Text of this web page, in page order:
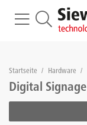
Startseite / Hardware /
Digital Signage